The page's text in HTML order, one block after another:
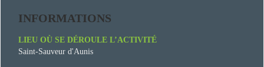
INFORMATIONS
LIEU OÙ SE DÉROULE L’ACTIVITÉ
Saint-Sauveur d'Aunis